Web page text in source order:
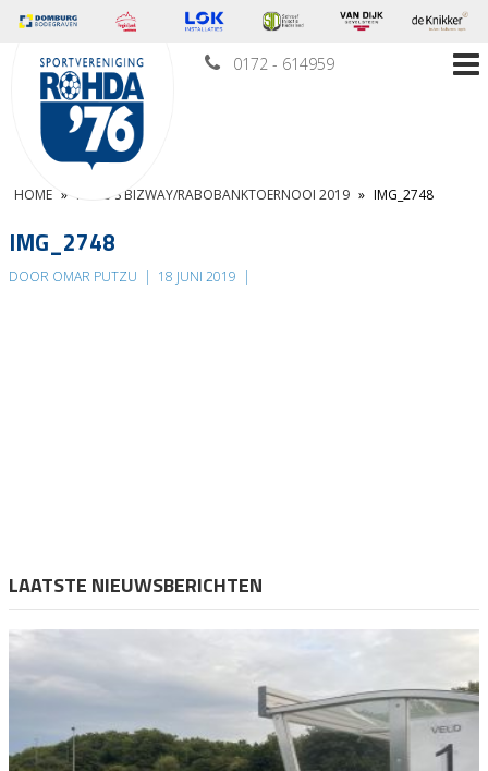
0172 - 614959
HOME » FOTO’S BIZWAY/RABOBANKTOERNOOI 2019 » IMG_2748
IMG_2748
DOOR OMAR PUTZU | 18 JUNI 2019 |
LAATSTE NIEUWSBERICHTEN